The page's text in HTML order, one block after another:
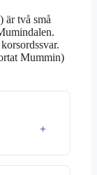
är två små
Mummin)